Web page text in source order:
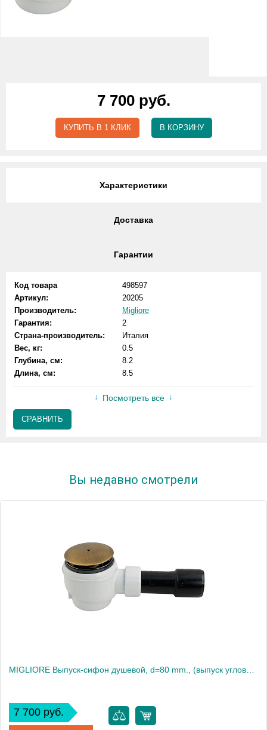
7 700 руб.
КУПИТЬ В 1 КЛИК В КОРЗИНУ
Характеристики
Доставка
Гарантии
Код товара
498597
Артикул:
20205
Производитель:
Migliore
Гарантия:
2
Страна-производитель:
Италия
Вес, кг:
0.5
Глубина, см:
8.2
Длина, см:
8.5
Посмотреть все
СРАВНИТЬ
Вы недавно смотрели
7 700 руб.